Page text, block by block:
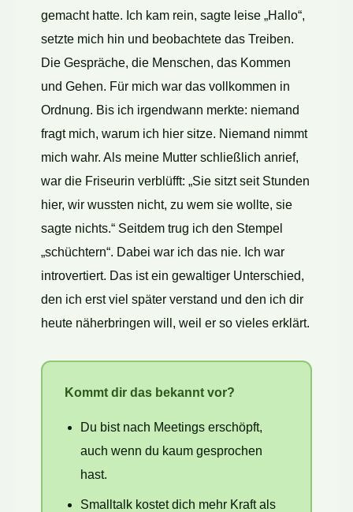
gemacht hatte. Ich kam rein, sagte leise „Hallo“,
setzte mich hin und beobachtete das Treiben.
Die Gespräche, die Menschen, das Kommen
und Gehen. Für mich war das vollkommen in
Ordnung. Bis ich irgendwann merkte: niemand
fragt mich, warum ich hier sitze. Niemand nimmt
mich wahr. Als meine Mutter schließlich anrief,
war die Friseurin verblüfft: „Sie sitzt seit Stunden
hier, wir wussten nicht, zu wem sie wollte, sie
sagte nichts.“ Seitdem trug ich den Stempel
„schüchtern“. Dabei war ich das nie. Ich war
introvertiert. Das ist ein gewaltiger Unterschied,
den ich erst viel später verstand und den ich dir
heute näherbringen will, weil er so vieles erklärt.
Kommt dir das bekannt vor?
Du bist nach Meetings erschöpft,
auch wenn du kaum gesprochen
hast.
Smalltalk kostet dich mehr Kraft als